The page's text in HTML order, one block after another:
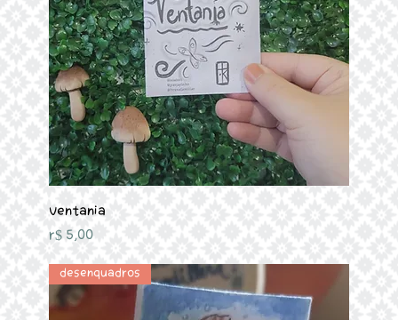
Ventania
Preço
R$ 5,00
Desenquadros